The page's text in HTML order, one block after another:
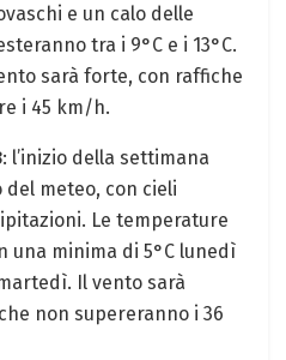
e un calo delle
tra i 9°C e i 13°C.
sarà forte, con raffiche
i 45 km/h.
: l’inizio della settimana
meteo, con cieli
Le temperature
una minima di 5°C lunedì
Il vento sarà
non supereranno i 36